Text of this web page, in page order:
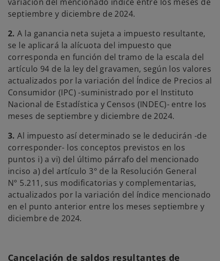
septiembre y diciembre de 2024.
2. A la ganancia neta sujeta a impuesto resultante,
se le aplicará la alícuota del impuesto que
corresponda en función del tramo de la escala del
artículo 94 de la ley del gravamen, según los valores
actualizados por la variación del Índice de Precios al
Consumidor (IPC) -suministrado por el Instituto
Nacional de Estadística y Censos (INDEC)- entre los
meses de septiembre y diciembre de 2024.
3. Al impuesto así determinado se le deducirán -de
corresponder- los conceptos previstos en los
puntos i) a vi) del último párrafo del mencionado
inciso a) del artículo 3° de la Resolución General
N° 5.211, sus modificatorias y complementarias,
actualizados por la variación del índice mencionado
en el punto anterior entre los meses septiembre y
diciembre de 2024.
Cancelación de saldos resultantes de